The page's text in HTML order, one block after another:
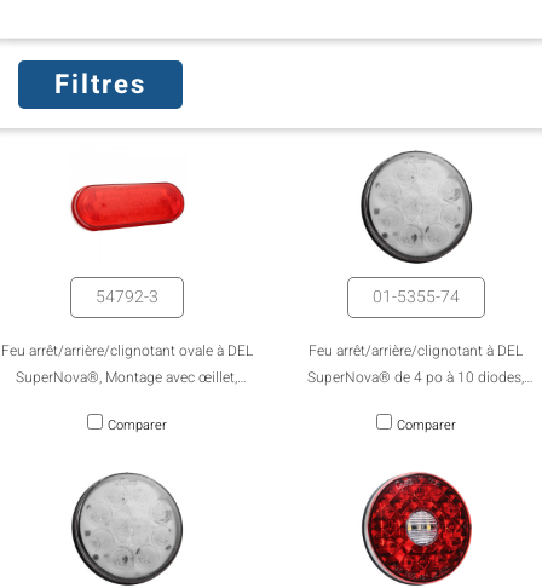
Filtres
54792-3
Feu arrêt/arrière/clignotant ovale à DEL
SuperNova®, Montage avec œillet,
Comparer
01-5355-74
Feu arrêt/arrière/clignotant à DEL
SuperNova® de 4 po à 10 diodes,
coque rigide
Comparer